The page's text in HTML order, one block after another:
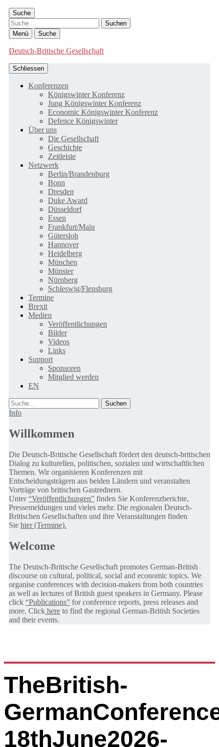
Suche
Suche
Menü Suche
Deutsch-Britische Gesellschaft
Schliessen
Konferenzen
Königswinter Konferenz
Jung Königswinter Konferenz
Economic Königswinter Konferenz
Defence Königswinter
Über uns
Die Gesellschaft
Geschichte
Zeitleiste
Netzwerk
Berlin/Brandenburg
Bonn
Dresden
Duke Award
Düsseldorf
Essen
Frankfurt/Main
Gütersloh
Hannover
Heidelberg
München
Münster
Nürnberg
Schleswig/Flensburg
Termine
Brexit
Medien
Veröffentlichungen
Bilder
Videos
Links
Support
Sponsoren
Mitglied werden
EN
Suche
Info
Willkommen
Die Deutsch-Britische Gesellschaft fördert den deutsch-britischen
Dialog zu kulturellen, politischen, sozialen und wirtschaftlichen
Themen. Wir organisieren Konferenzen mit
Entscheidungsträgern aus beiden Ländern und veranstalten
Vorträge von britischen Gastrednern.
Unter“Veröffentlichungen” finden Sie Konferenzberichte,
Pressemeldungen und vieles mehr. Die regionalen Deutsch-
Britischen Gesellschaften und ihre Veranstaltungen finden
Sie hier (Termine).
Welcome
The Deutsch-Britische Gesellschaft promotes German-British
discourse on cultural, political, social and economic topics. We
organise conferences with decision-makers from both countries
as well as lectures of British guest speakers in Germany. Please
click “Publications” for conference reports, press releases and
more. Click here to find the regional German-British Societies
and their events.
TheBritish-
18thJune2026-